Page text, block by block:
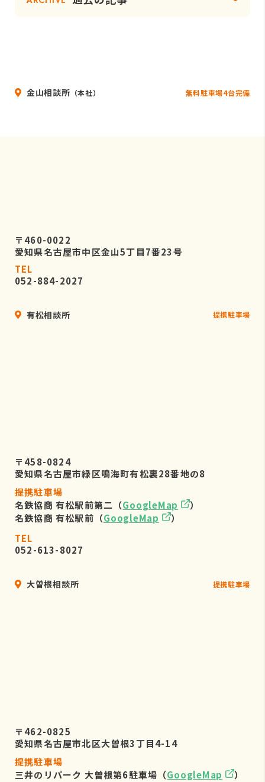
金山相談所 （本社） 無料駐車場4台完備
〒460-0022
愛知県名古屋市中区金山5丁目7番23号
TEL
052-884-2027
有松相談所 提携駐車場
〒458-0824
愛知県名古屋市緑区鳴海町有松裏28番地の8
提携駐車場
名鉄協商 有松駅前第二（GoogleMap
）
名鉄協商 有松駅前（GoogleMap
）
TEL
052-613-8027
大曽根相談所 提携駐車場
〒462-0825
愛知県名古屋市北区大曽根3丁目4-14
提携駐車場
三井のリパーク 大曽根第6駐車場（GoogleMap
）